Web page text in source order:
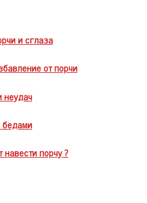
и сглаза
от порчи
неудач
бедами
навести порчу ?